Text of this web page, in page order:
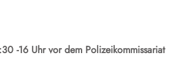
-16 Uhr vor dem Polizeikommissariat